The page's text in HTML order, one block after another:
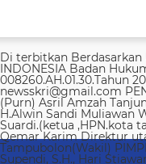
Di terbitkan Berdasarkan Undang-Undang PERS Nomor40 Tahun 1999 SUARA KEADILAN RAKYAT INDONESIA Badan Hukum PT. SUARA KEADILAN RAKYAT INDONESIA Nomor AHU-008260.AH.01.30.Tahun 2023. NOTARIS Zulfahmy Yanuar Adam, S.H, M.Kn EMAIL REDAKSI newsskri@gmail.com PENDIRI Safril Koto, Akmal Hadi, PENANGGUNG JAWAB Safril PEMBINA Mayjen (Purn) Asril Amzah Tanjung. Kapten. (Purn) Eko. S. Hadi. Amd Alstein Nesar Manumpil Amirudin ZA,S.AG H.Alwin Sandi Muliawan Widjaja RUDI DEWAN PENASEHAT. Syafril, SH Drs H. Syakrowi zen SH. MH . Suardi.(ketua ,HPN.kota tangerang) Suardi.skb DEWAN KEROHANIAN H. gojali. PIMPINAN UMUM H.M Qemar Karim Direktur utama Januardi. PIMPINAN PERUSAHAAN Maya Sundari. Helmina Tampubolon(Wakil) PIMPINAN REDAKSI Safril koto Sandi Muliawan widjaja (wkl). WAKIl PIMRED Ali Supendi, S.H., Hari Stiawan S.I .Kom., PANESEHAT Hukum Ali Supendi, S.H Imas Hilatunnisyah,SH.MM.MSi Rudi Afriansa ,SH. LITBANG Afriliana REDAKTUR EXSKUTIF H Muhamad cen REDAKTUR PELAKSANA Ali Supendi, S.H SEKRETARIS Arsifah A,Asmi. BENDAHARA Fina Safriana Ismail Saputra EDITOR Imanuel Adven Anunut STAFF REDAKSI Hendri Deliya febriani Sophia Trisnawati Investigasi Randi candra Ardi Anan, SH. DEWAN REDAKSI Safril Koto Ali Supendi, SH Akmal Hadi Liputan Istana Presiden . Dahlia Febriyani KOORDINATOR LIPUTA Nurul, A MPR, DPR RI Irin kemas Eri Sunandar. Kejaksaan Agung Akmal Hadi. Ombudsman Budi k. DKI jakarta Sophia Trisnawati (Ka.korwil) Hermawan . Supriyadi. Jakarta Selatan Ahmad Fauzan ( kpl Biro). Soli AbdulRahman Sirojudin Jakarta barat Ikhwan Abadi Randi Candra Jakarta timur Yayan s Refnaldi Jakarta pusat Ikhwan Abadi Korwil Banten Samsul Bahri (kpl kowil) Wirson risman Indra joni . Biro kab/kota madya Bogor Hari. Arsifah KordinatorTangerang raya Rizwan Aidil ( kpl. Perwakilan). Boy Alexander Ramadhan Biro kota Tangerang Wisnu Wardana(kpl). Irin Kamas Andriyano Anugrah Rinaldi KABUPATEN TANGERANG Wisnu Wardana (kpl) Nuriyaman David Natanael Manik Sufriadi Sinaga TANGERANG SELATAN Dirman(kpl Biro) Sargono Propinsi Banten Syamsu Bahri ( kpl korwil) Hendri Eeng. Kabupaten Lebak Syamsul B. BIRO kota Bogor Jon BIRO PANDEGLANG Yusron (Kabiro) BIRO KARAWANG Jun junaidi ( kpl Biro) Ugi . BIRO KUNINGAN Nurhadi BIRO INDRAMAYU Afifuddin Jawa Barat Herdy Sijabat (kapowil). BIRO JAWA TIMUR Sofiyan Saful Bahi Biro malang kab/kota Ahmad Soleh Biro propinsi Lampung (Nedi)